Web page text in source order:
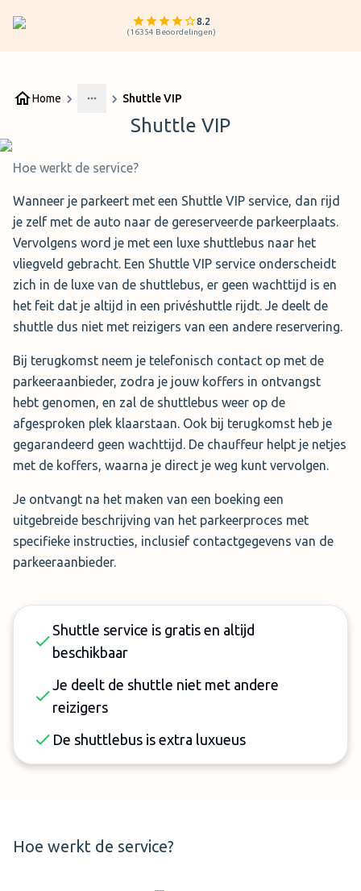
8.2
(16354 Beoordelingen)
Home
More
Shuttle VIP
Shuttle VIP
Hoe werkt de service?
Wanneer je parkeert met een Shuttle VIP service, dan rijd
je zelf met de auto naar de gereserveerde parkeerplaats.
Vervolgens word je met een luxe shuttlebus naar het
vliegveld gebracht. Een Shuttle VIP service onderscheidt
zich in de luxe van de shuttlebus, er geen wachttijd is en
het feit dat je altijd in een privéshuttle rijdt. Je deelt de
shuttle dus niet met reizigers van een andere reservering.
Bij terugkomst neem je telefonisch contact op met de
parkeeraanbieder, zodra je jouw koffers in ontvangst
hebt genomen, en zal de shuttlebus weer op de
afgesproken plek klaarstaan. Ook bij terugkomst heb je
gegarandeerd geen wachttijd. De chauffeur helpt je netjes
met de koffers, waarna je direct je weg kunt vervolgen.
Je ontvangt na het maken van een boeking een
uitgebreide beschrijving van het parkeerproces met
specifieke instructies, inclusief contactgegevens van de
parkeeraanbieder.
Shuttle service is gratis en altijd
beschikbaar
Je deelt de shuttle niet met andere
reizigers
De shuttlebus is extra luxueus
Hoe werkt de service?